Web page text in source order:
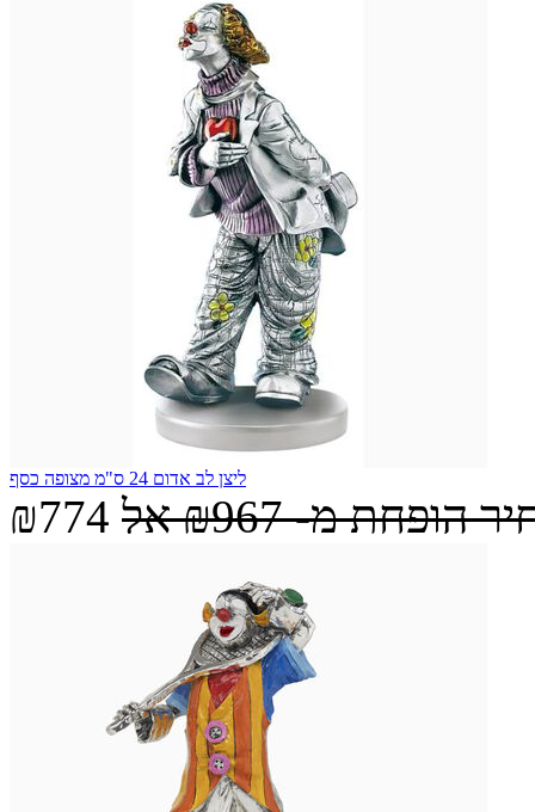
ליצן לב אדום 24 ס"מ מצופה כסף
₪774 הופחת מ-₪967 אל